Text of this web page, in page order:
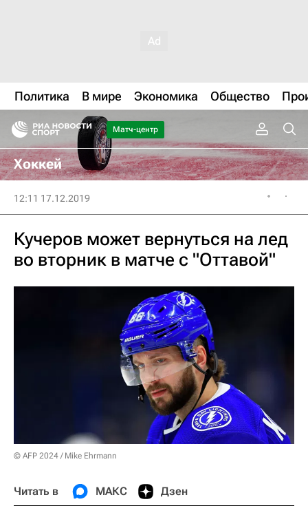
Политика В мире Экономика Общество
Матч-центр
Хоккей
12:11 17.12.2019
Кучеров может вернуться на лед
во вторник в матче с "Оттавой"
© AFP 2024 / Mike Ehrmann
Читать в МАКС Дзен